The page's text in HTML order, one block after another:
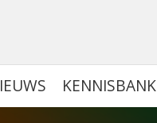
KENNISBANK